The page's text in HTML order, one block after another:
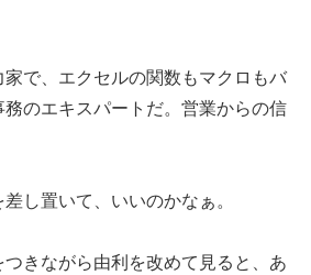
で、エクセルの関数もマクロもバ
のエキスパートだ。営業からの信
し置いて、いいのかなぁ。
きながら由利を改めて見ると、あ